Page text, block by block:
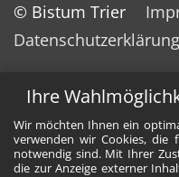
Ihre
Wir möchten Ihnen ein
verwenden wir Cookies, die
notwendig sind. Mit Ihrer
die zur Anzeige externer
© Bistum Trier
Datenschutzerklärung